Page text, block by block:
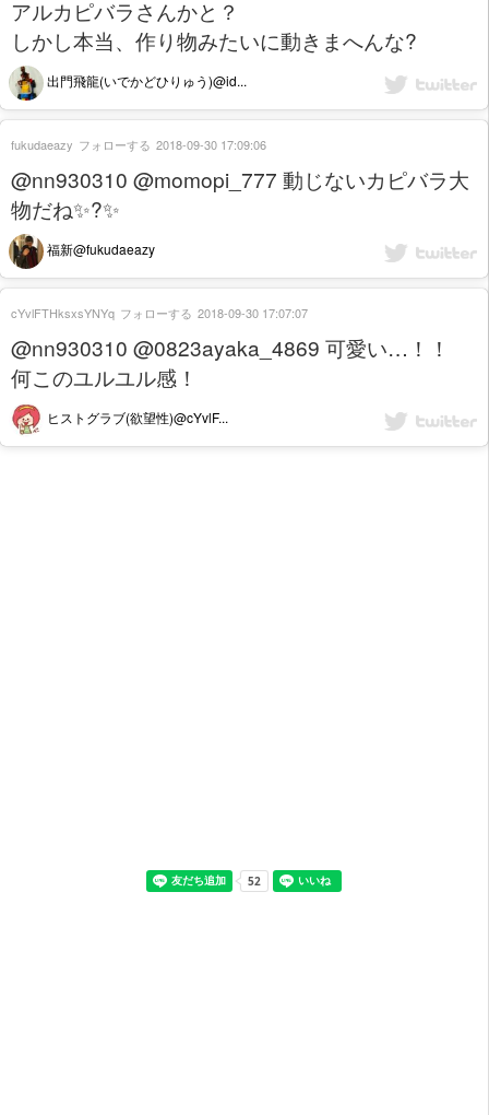
アルカピバラさんかと？
しかし本当、作り物みたいに動きまへんな?
出門飛龍(いでかどひりゅう)@id...
@nn930310 @momopi_777 動じないカピバラ大
物だね✨?✨
福新@fukudaeazy
fukudaeazy フォローする 2018-09-30 17:09:06
@nn930310 @0823ayaka_4869 可愛い…！！
何このユルユル感！
ヒストグラブ(欲望性)@cYvlF...
cYvlFTHksxsYNYq フォローする 2018-09-30 17:07:07